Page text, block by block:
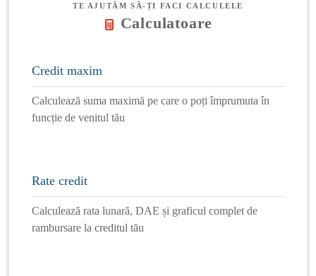
TE AJUTĂM SĂ-ȚI FACI CALCULELE
Calculatoare
Credit maxim
Calculează suma maximă pe care o poți împrumuta în
funcție de venitul tău
Rate credit
Calculează rata lunară, DAE și graficul complet de
rambursare la creditul tău